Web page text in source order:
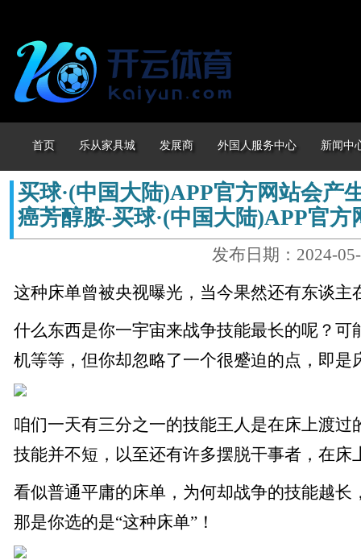
首页 乐从家具城 发展商 外国人服务中心 新闻中
买球·(中国大陆)APP官方网站会产
癌芳醇胺-买球·(中国大陆)APP官方
发布日期：2024-
这种床单曾被央视曝光，当今果然还有东谈主
什么东西是你一宇宙来战争技能最长的呢？可
机等等，但你却忽略了一个很蹙迫的点，即是
咱们一天有三分之一的技能王人是在床上渡过
技能并不短，以至还有许多摆脱干事者，在床
看似普通平庸的床单，为何却战争的技能越长
那是你选的是“这种床单”！